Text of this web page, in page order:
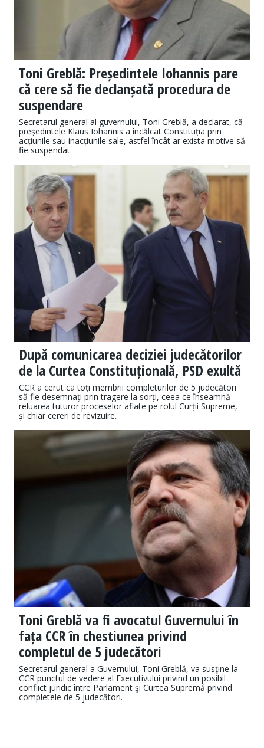
Toni Greblă: Președintele Iohannis pare
că cere să fie declanșată procedura de
suspendare
Secretarul general al guvernului, Toni Greblă, a declarat, că
președintele Klaus Iohannis a încălcat Constituția prin
acțiunile sau inacțiunile sale, astfel încât ar exista motive să
fie suspendat.
După comunicarea deciziei judecătorilor
de la Curtea Constituțională, PSD exultă
CCR a cerut ca toți membrii completurilor de 5 judecători
să fie desemnați prin tragere la sorți, ceea ce înseamnă
reluarea tuturor proceselor aflate pe rolul Curții Supreme,
și chiar cereri de revizuire.
Toni Greblă va fi avocatul Guvernului în
fața CCR în chestiunea privind
completul de 5 judecători
Secretarul general a Guvernului, Toni Greblă, va susţine la
CCR punctul de vedere al Executivului privind un posibil
conflict juridic între Parlament şi Curtea Supremă privind
completele de 5 judecători.